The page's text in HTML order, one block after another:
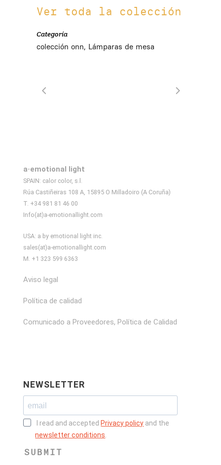
Ver toda la colección
Categoría
colección onn, Lámparas de mesa
a·emotional light
SPAIN: calor color, s.l.
Rúa Castiñeiras 108 A, 15895 O Milladoiro (A Coruña)
T. +34 981 81 46 00
Info(at)a-emotionallight.com
USA: a by emotional light inc.
sales(at)a-emotionallight.com
M. +1 323 599 6363
Aviso legal
Política de calidad
Comunicado a Proveedores, Política de Calidad
NEWSLETTER
I read and accepted Privacy policy and the
newsletter conditions.
SUBMIT